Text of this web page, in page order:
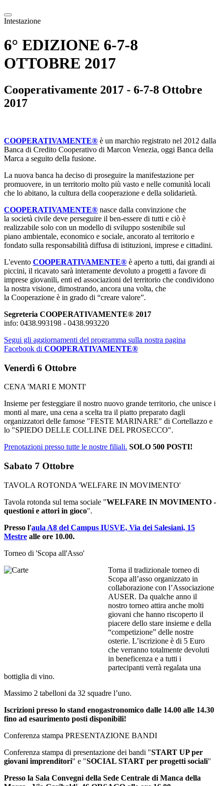
Intestazione
6° EDIZIONE 6-7-8
OTTOBRE 2017
Cooperativamente 2017 - 6-7-8 Ottobre
2017
COOPERATIVAMENTE® è un marchio registrato nel 2012 dalla
Banca di Credito Cooperativo di Marcon Venezia, oggi Banca della
Marca a seguito della fusione.
La nuova banca ha deciso di proseguire la manifestazione per
promuovere, in un territorio molto più vasto e nelle comunità locali
che lo abitano, la cultura della cooperazione e della solidarietà.
COOPERATIVAMENTE® nasce dalla convinzione che
la società civile deve perseguire il ben-essere di tutti e ciò è
realizzabile solo con un modello di ‎sviluppo ‎sostenibile sul
piano ‎ambientale, economico e sociale, ancorato al territorio e
fondato sulla ‎responsabilità diffusa di ‎istituzioni, ‎imprese e cittadini.
L'evento COOPERATIVAMENTE® è aperto a tutti, dai grandi ai
piccini, il ricavato sarà interamente devoluto a progetti a favore di
imprese giovanili, enti ed associazioni del territorio che condividono
la nostra visione, dimostrando, ancora una volta, che
la Cooperazione è in grado di “creare valore”.
Segreteria COOPERATIVAMENTE® 2017
info: 0438.993198 - 0438.993220
Segui gli aggiornamenti del programma sulla nostra pagina
Facebook di COOPERATIVAMENTE®
Venerdì 6 Ottobre
CENA 'MARI E MONTI'
Insieme per festeggiare il nostro nuovo grande territorio, che unisce i
monti al mare, una cena a scelta tra il piatto preparato dagli
organizzatori delle famose "FESTE MARINARE" di Cortellazzo e
lo "SPIEDO DELLE COLLINE DEL PROSECCO".
Prenotazioni presso tutte le nostre filiali. SOLO 500 POSTI!
Sabato 7 Ottobre
TAVOLA ROTONDA 'WELFARE IN MOVIMENTO'
Tavola rotonda sul tema sociale "WELFARE IN MOVIMENTO -
questioni e attori in gioco".
Presso l'aula A8 del Campus IUSVE, Via dei Salesiani, 15
Mestre alle ore 10.00.
Torneo di 'Scopa all'Asso'
Torna il tradizionale torneo di
Scopa all’asso organizzato in
collaborazione con l’Associazione
AUSER. Da qualche anno il
nostro torneo attira anche molti
giovani che hanno riscoperto il
piacere dello stare insieme e della
“competizione” delle nostre
osterie. L’iscrizione è di 5 Euro
che verranno totalmente devoluti
in beneficenza e a tutti i
partecipanti verrà regalata una
bottiglia di vino.
Massimo 2 tabelloni da 32 squadre l’uno.
Iscrizioni presso lo stand enogastronomico dalle 14.00 alle 14.30
fino ad esaurimento posti disponibili!
Conferenza stampa PRESENTAZIONE BANDI
Conferenza stampa di presentazione dei bandi "START UP per
giovani imprenditori" e "SOCIAL START per progetti sociali"
Presso la Sala Convegni della Sede Centrale di Manca della